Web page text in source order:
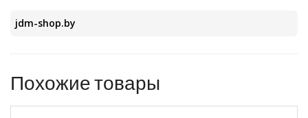
jdm-shop.by
Похожие товары